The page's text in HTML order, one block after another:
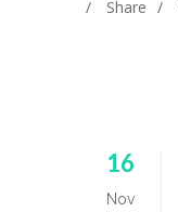
Share
16
Nov